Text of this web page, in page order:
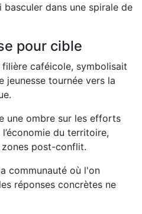
basculer dans une spirale de
pour cible
caféicole, symbolisait
jeunesse tournée vers la
une ombre sur les efforts
du territoire,
post-conflit.
communauté où l'on
réponses concrètes ne